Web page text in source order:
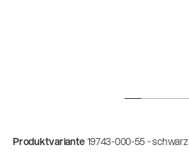
Produktvariante19743-000-55 - schwarz